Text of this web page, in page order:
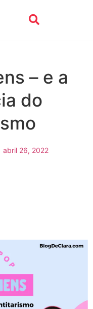
– e a
do
abril 26, 2022